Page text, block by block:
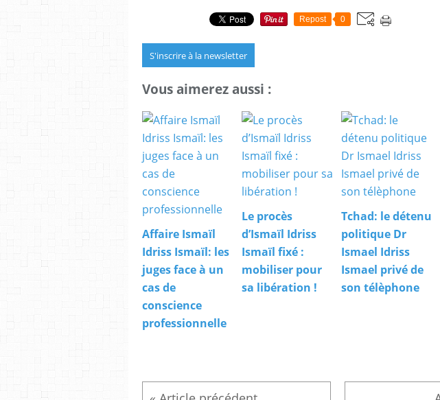
Repost 0
S'inscrire à la newsletter
Vous aimerez aussi :
Affaire Ismaïl
Idriss Ismaïl: les
juges face à un
cas de
conscience
professionnelle
Le procès
d’Ismaïl Idriss
Ismaïl fixé :
mobiliser pour
sa libération !
Tchad: le détenu
politique Dr
Ismael Idriss
Ismael privé de
son télèphone